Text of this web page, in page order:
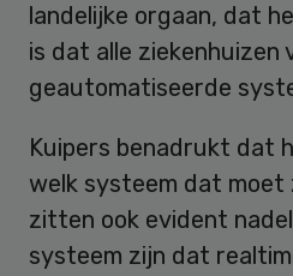
landelijke orgaan, dat
is dat alle ziekenhuizen
geautomatiseerde
Kuipers benadrukt dat
welk systeem dat moet
zitten ook evident
systeem zijn dat